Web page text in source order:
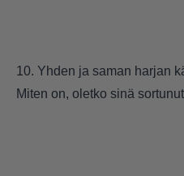
10. Yhden ja saman harjan
Miten on, oletko sinä